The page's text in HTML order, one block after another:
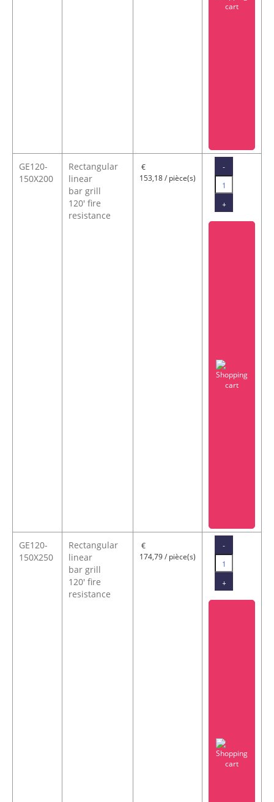
GE120-
150X200
Rectangular
linear
bar grill
120' fire
resistance
153,18 / pièce(s)
GE120-
150X250
Rectangular
linear
bar grill
120' fire
resistance
174,79 / pièce(s)